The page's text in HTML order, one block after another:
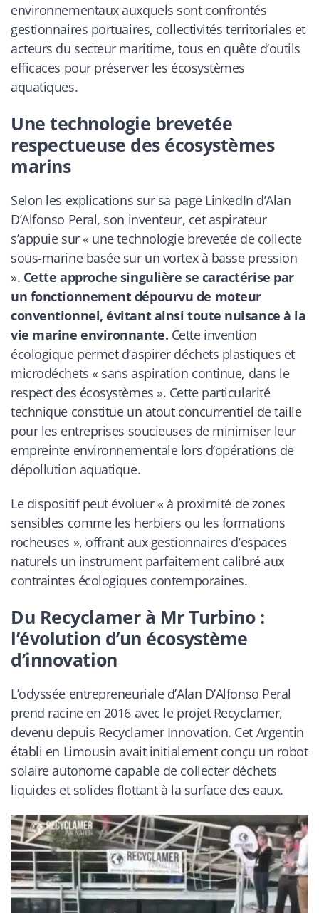
environnementaux auxquels sont confrontés
gestionnaires portuaires, collectivités territoriales et
acteurs du secteur maritime, tous en quête d’outils
efficaces pour préserver les écosystèmes
aquatiques.
Une technologie brevetée
respectueuse des écosystèmes
marins
Selon les explications sur sa page LinkedIn d’Alan
D’Alfonso Peral, son inventeur, cet aspirateur
s’appuie sur « une technologie brevetée de collecte
sous-marine basée sur un vortex à basse pression
». Cette approche singulière se caractérise par
un fonctionnement dépourvu de moteur
conventionnel, évitant ainsi toute nuisance à la
vie marine environnante. Cette invention
écologique permet d’aspirer déchets plastiques et
microdéchets « sans aspiration continue, dans le
respect des écosystèmes ». Cette particularité
technique constitue un atout concurrentiel de taille
pour les entreprises soucieuses de minimiser leur
empreinte environnementale lors d’opérations de
dépollution aquatique.
Le dispositif peut évoluer « à proximité de zones
sensibles comme les herbiers ou les formations
rocheuses », offrant aux gestionnaires d’espaces
naturels un instrument parfaitement calibré aux
contraintes écologiques contemporaines.
Du Recyclamer à Mr Turbino :
l’évolution d’un écosystème
d’innovation
L’odyssée entrepreneuriale d’Alan D’Alfonso Peral
prend racine en 2016 avec le projet Recyclamer,
devenu depuis Recyclamer Innovation. Cet Argentin
établi en Limousin avait initialement conçu un robot
solaire autonome capable de collecter déchets
liquides et solides flottant à la surface des eaux.